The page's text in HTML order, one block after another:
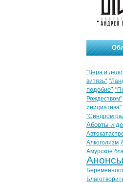
"Вера и
витязь"
подобие"
Рождеством"
инициатива"
"Синдром
Аборты и
Алкоголизм
Амурское
Анонсы